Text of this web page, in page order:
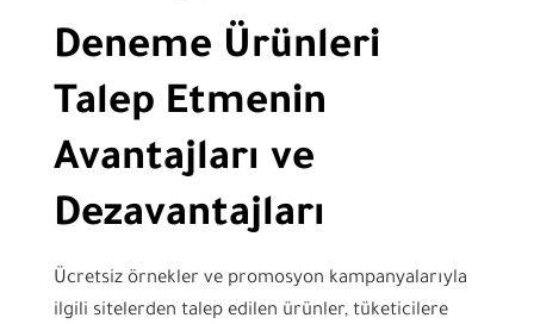
Deneme Ürünleri
Talep Etmenin
Avantajları ve
Dezavantajları
Ücretsiz örnekler ve promosyon kampanyalarıyla
ilgili sitelerden talep edilen ürünler, tüketicilere